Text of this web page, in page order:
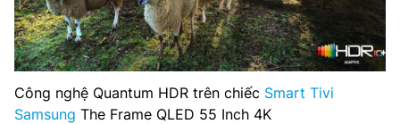
Công nghệ Quantum HDR trên chiếc Smart Tivi
Samsung The Frame QLED 55 Inch 4K